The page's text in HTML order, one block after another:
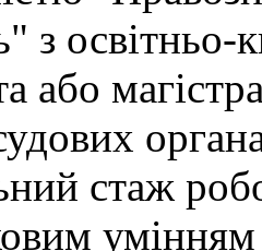
з
або
стаж